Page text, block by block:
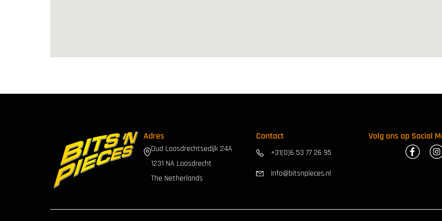
Adres
Oud Loosdrechtsedijk 24A
1231 NA Loosdrecht
The Netherlands
Contact
+31(0)6 53 77 26 95
info@bitsnpieces.nl
Volg ons op Social